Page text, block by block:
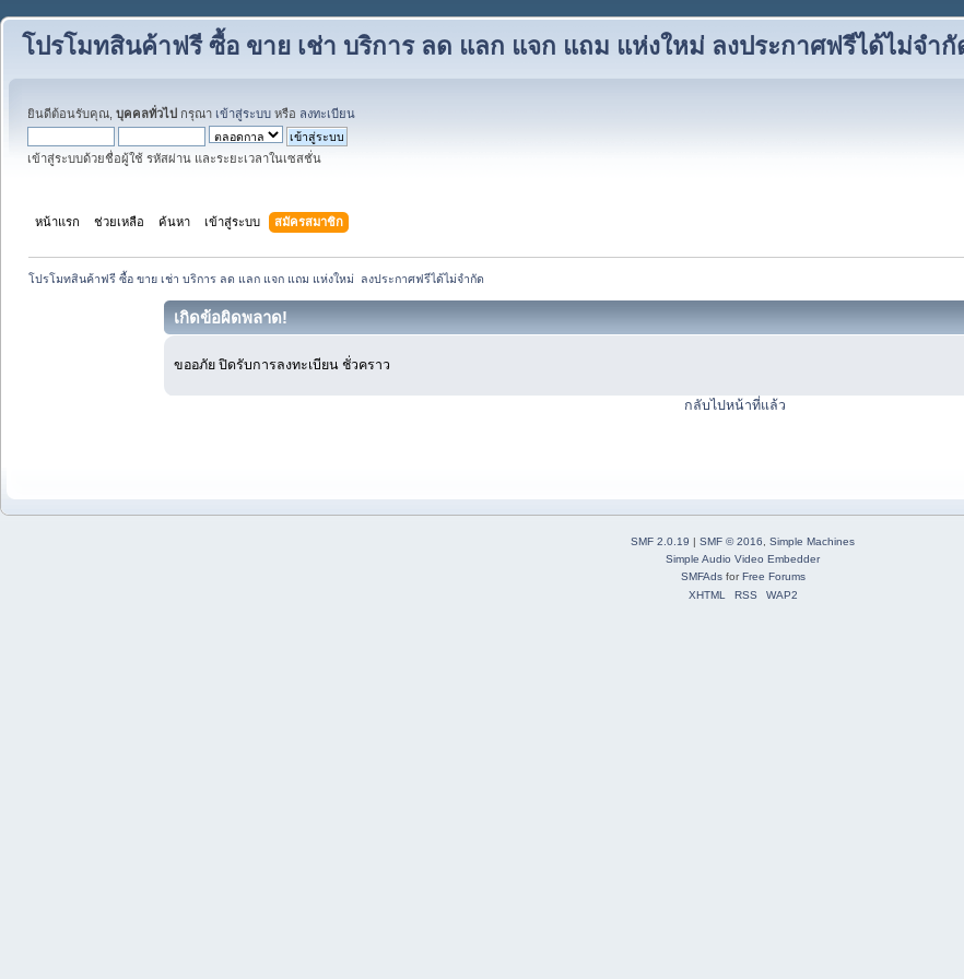
โปรโมทสินค้าฟรี ซื้อ ขาย เช่า บริการ ลด แลก แจก แถม แห่งใหม่ ลงประกาศฟรีได้ไม่จำกั
ยินดีต้อนรับคุณ, บุคคลทั่วไป กรุณา เข้าสู่ระบบ หรือ ลงทะเบียน
เข้าสู่ระบบด้วยชื่อผู้ใช้ รหัสผ่าน และระยะเวลาในเซสชั่น
หน้าแรก ช่วยเหลือ ค้นหา เข้าสู่ระบบ สมัครสมาชิก
โปรโมทสินค้าฟรี ซื้อ ขาย เช่า บริการ ลด แลก แจก แถม แห่งใหม่  ลงประกาศฟรีได้ไม่จำกัด
เกิดข้อผิดพลาด!
ขออภัย ปิดรับการลงทะเบียน ชั่วคราว
กลับไปหน้าที่แล้ว
SMF 2.0.19 | SMF © 2016, Simple Machines
Simple Audio Video Embedder
SMFAdsforFree Forums
XHTML
RSS WAP2